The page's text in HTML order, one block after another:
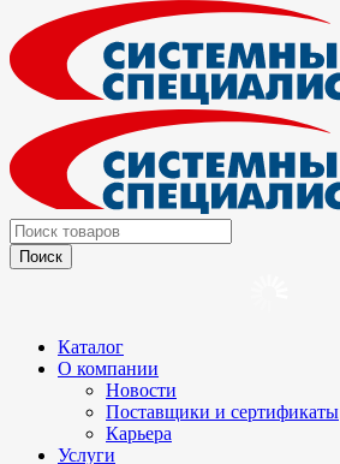
Каталог
О компании
Новости
Поставщики и сертификаты
Карьера
Услуги